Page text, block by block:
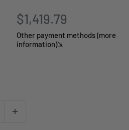
$1,419.79
Other payment methods (more
information)⇲